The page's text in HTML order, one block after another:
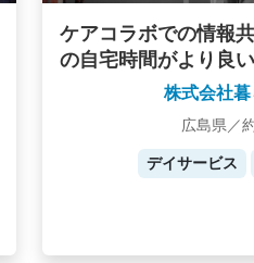
ケアコラボでの情報
の自宅時間がより良
株式会社
広島県／
デイサービス